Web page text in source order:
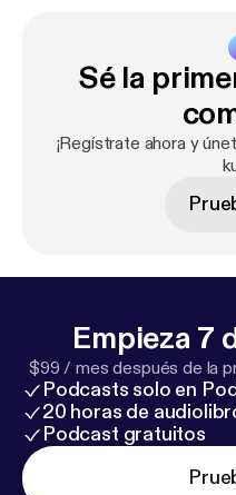
Sé la
¡Regístrate ahora y
Empieza 7
$99 / mes después de la
Podcasts solo en
20 horas de
Podcast gratuitos